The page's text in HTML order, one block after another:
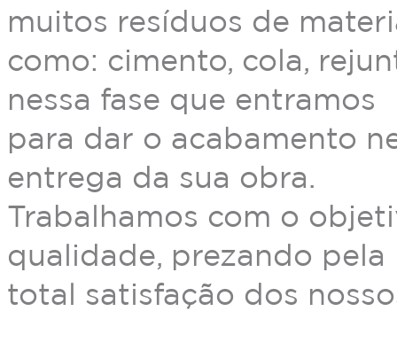
muitos resíduos de
como: cimento, cola,
nessa fase que entramos
para dar o acabamento
entrega da sua obra.
Trabalhamos com o
qualidade, prezando pela
total satisfação dos